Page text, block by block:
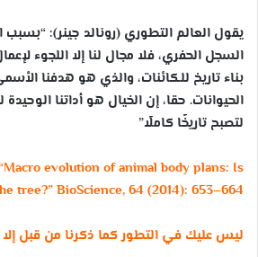
يقول العالم التطوري (رونالد جينر):
السجل الحفري، فلا مجال لنا إلا اللجوء
بناء تاريخ للكائنات، والذي هو هدفنا
الحيوانات. حقا، إن الخيال هو أداتنا
لتصبح تاريخًا كاملًا”
evolution of animal body plans: Is
tree?” BioScience, 64 (2014): 653–664.
ليس عليك في التطور كما ذكرنا من قبل